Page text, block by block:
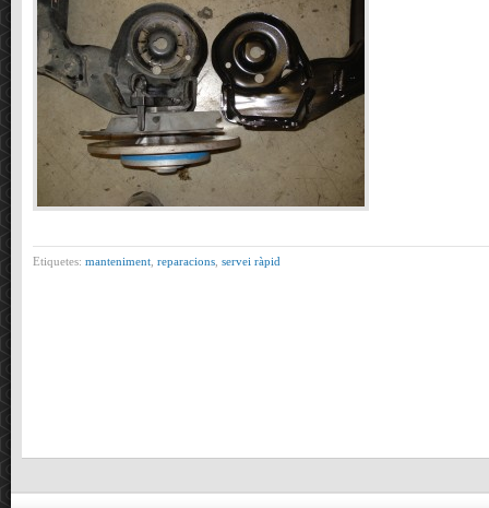
Etiquetes: manteniment reparacions servei ràpid